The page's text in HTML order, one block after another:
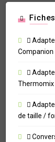
Thermomix
de taille /